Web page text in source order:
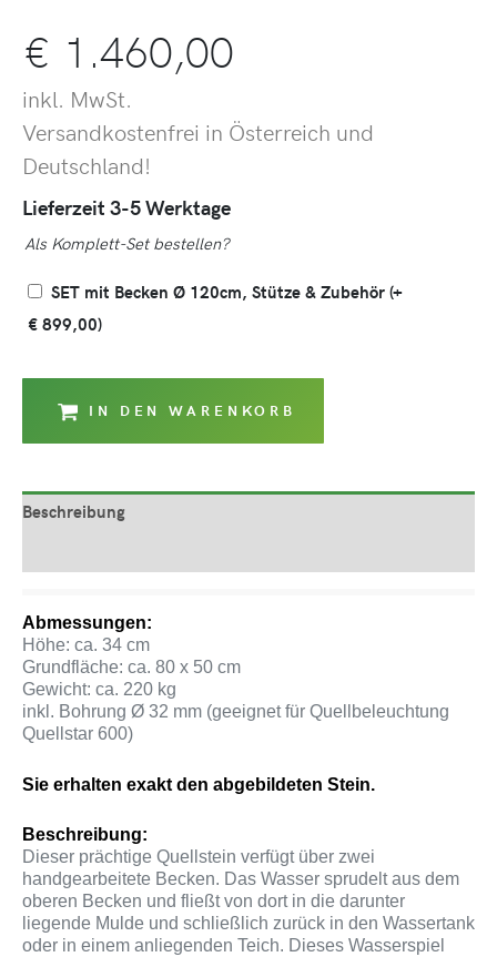
€ 1.460,00
inkl. MwSt.
Versandkostenfrei in Österreich und
Deutschland!
Lieferzeit 3-5 Werktage
Als Komplett-Set bestellen?
SET mit Becken Ø 120cm, Stütze & Zubehör (+
€ 899,00)
IN DEN WARENKORB
Beschreibung
Abmessungen:
Höhe: ca. 34 cm
Grundfläche: ca. 80 x 50 cm
Gewicht: ca. 220 kg
inkl. Bohrung Ø 32 mm (geeignet für Quellbeleuchtung
Quellstar 600)
Sie erhalten exakt den abgebildeten Stein.
Beschreibung:
Dieser prächtige Quellstein verfügt über zwei
handgearbeitete Becken. Das Wasser sprudelt aus dem
oberen Becken und fließt von dort in die darunter
liegende Mulde und schließlich zurück in den Wassertank
oder in einem anliegenden Teich. Dieses Wasserspiel